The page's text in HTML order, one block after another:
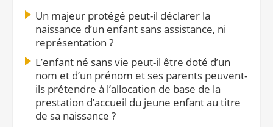
Un majeur protégé peut-il déclarer la
naissance d’un enfant sans assistance, ni
représentation ?
L’enfant né sans vie peut-il être doté d’un
nom et d’un prénom et ses parents peuvent-
ils prétendre à l’allocation de base de la
prestation d’accueil du jeune enfant au titre
de sa naissance ?